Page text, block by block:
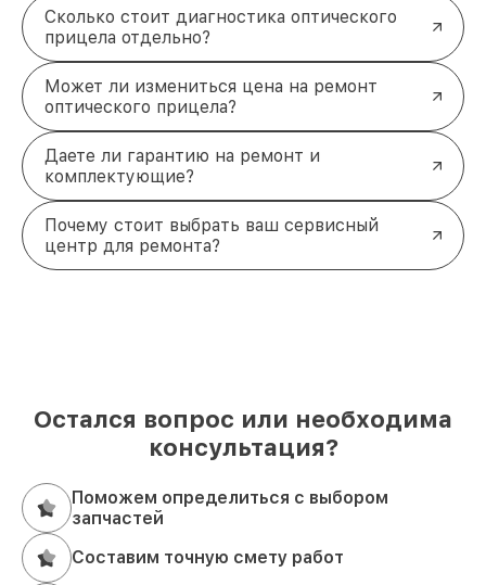
Сколько стоит диагностика оптического
прицела отдельно?
Может ли измениться цена на ремонт
оптического прицела?
Даете ли гарантию на ремонт и
комплектующие?
Почему стоит выбрать ваш сервисный
центр для ремонта?
Остался вопрос или необходима
консультация?
Поможем определиться с выбором
запчастей
Составим точную смету работ